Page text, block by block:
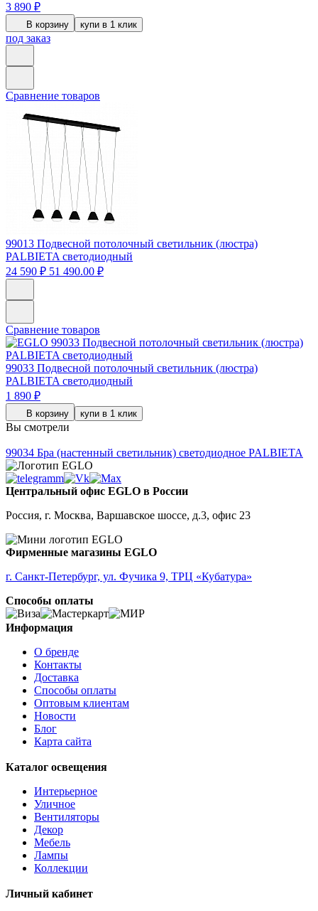
3 890 ₽
В корзину купи в 1 клик
под заказ
Сравнение товаров
99013 Подвесной потолочный светильник (люстра)
PALBIETA светодиодный
24 590 ₽ 51 490.00 ₽
Сравнение товаров
99033 Подвесной потолочный светильник (люстра)
PALBIETA светодиодный
1 890 ₽
В корзину купи в 1 клик
Вы смотрели
99034 Бра (настенный светильник) светодиодное PALBIETA
Центральный офис EGLO в России
Россия, г. Москва, Варшавское шоссе, д.3, офис 23
Фирменные магазины EGLO
г. Санкт-Петербург, ул. Фучика 9, ТРЦ «Кубатура»
Способы оплаты
Информация
О бренде
Контакты
Доставка
Способы оплаты
Оптовым клиентам
Новости
Блог
Карта сайта
Каталог освещения
Интерьерное
Уличное
Вентиляторы
Декор
Мебель
Лампы
Коллекции
Личный кабинет